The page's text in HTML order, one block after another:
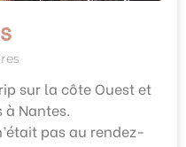
sur la côte Ouest et
Nantes.
pas au rendez-